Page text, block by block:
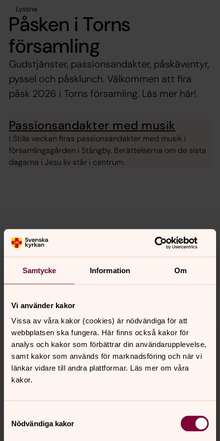
Samtycke Information Om
Vi använder kakor
Vissa av våra kakor (cookies) är nödvändiga för att
webbplatsen ska fungera. Här finns också kakor för
analys och kakor som förbättrar din användarupplevelse,
samt kakor som används för marknadsföring och när vi
länkar vidare till andra plattformar. Läs mer om våra
kakor.
Nödvändiga kakor
Lyssna
Påsken i Torns
församling
Gudstjänster, passionsandakter, påskäventyr,
pyssel och påsklunch. Välkommen att fira
påsk 2026 i Torns församling. Läs mer här!
Passionsandakter med musik
I Stilla veckan firas passionsandakter med musik i
församlingsgården i Stångby. Berättelserna om de sista
dagarna i Jesu liv står i centrum.
Senast ändrad 10 mars 2026
Synpunkter eller frågor på sidans
innehåll?
lundspastorat@svenskakyrkan.se
Tillbaka till toppen
Tillbaka till innehållet
Kontakt
Kalender